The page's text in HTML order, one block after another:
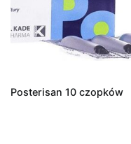
Posterisan 10 czopków